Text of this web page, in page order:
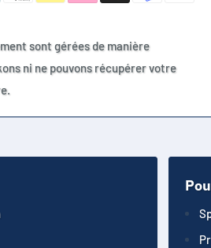
sont gérées de manière
ni ne pouvons récupérer votre